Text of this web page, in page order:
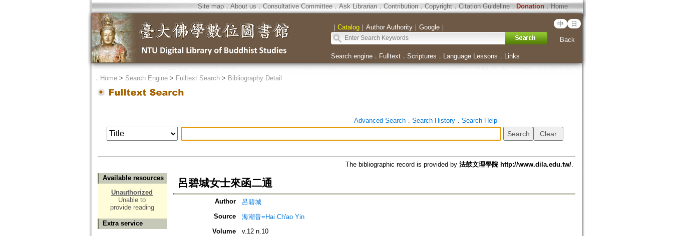
Site map．About us ． Consultative Committee． Ask Librarian． Contribution．Copyright．Citation Guideline． Donation．Home
｜ Catalog｜ Author Authority｜ Google｜ 中 日
Back
Search engine． Fulltext． Scriptures ． Language Lessons ． Links
． Home> Search Engine> Fulltext Search> Bibliography Detail
Advanced Search． Search History． Search Help
The bibliographic record is provided by 法鼓文理學院 http://www.dila.edu.tw/.
Available resources
Unauthorized
Unable to
provide reading
Extra service
呂碧城女士來函二通
Author
呂碧城
Source
海潮音=Hai Ch'ao Yin
Volume
v.12 n.10